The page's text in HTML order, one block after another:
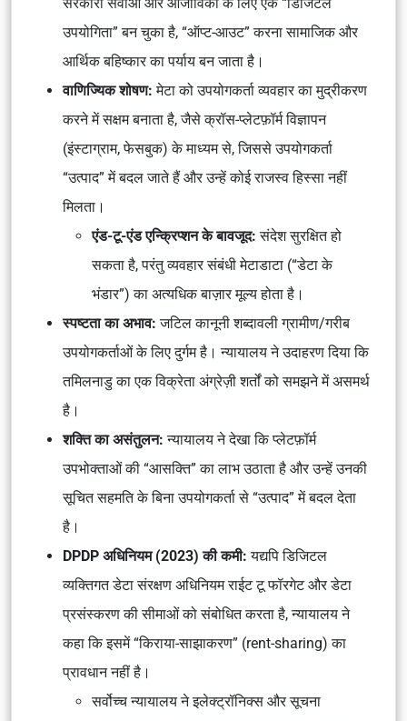
उपयोगिता” बन चुका है, “ऑप्ट-आउट” करना सामाजिक और
आर्थिक बहिष्कार का पर्याय बन जाता है।
वाणिज्यिक शोषण: मेटा को उपयोगकर्ता व्यवहार का मुद्रीकरण
करने में सक्षम बनाता है, जैसे क्रॉस-प्लेटफ़ॉर्म विज्ञापन
(इंस्टाग्राम, फेसबुक) के माध्यम से, जिससे उपयोगकर्ता
“उत्पाद” में बदल जाते हैं और उन्हें कोई राजस्व हिस्सा नहीं
मिलता।
एंड-टू-एंड एन्क्रिप्शन के बावजूद: संदेश सुरक्षित हो
सकता है, परंतु व्यवहार संबंधी मेटाडाटा (“डेटा के
भंडार”) का अत्यधिक बाज़ार मूल्य होता है।
स्पष्टता का अभाव: जटिल कानूनी शब्दावली ग्रामीण/गरीब
उपयोगकर्ताओं के लिए दुर्गम है। न्यायालय ने उदाहरण दिया कि
तमिलनाडु का एक विक्रेता अंग्रेज़ी शर्तों को समझने में असमर्थ
है।
शक्ति का असंतुलन: न्यायालय ने देखा कि प्लेटफ़ॉर्म
उपभोक्ताओं की “आसक्ति” का लाभ उठाता है और उन्हें उनकी
सूचित सहमति के बिना उपयोगकर्ता से “उत्पाद” में बदल देता
है।
DPDP अधिनियम (2023) की कमी: यद्यपि डिजिटल
व्यक्तिगत डेटा संरक्षण अधिनियम राईट टू फॉरगेट और डेटा
प्रसंस्करण की सीमाओं को संबोधित करता है, न्यायालय ने
कहा कि इसमें “किराया-साझाकरण” (rent-sharing) का
प्रावधान नहीं है।
सर्वोच्च न्यायालय ने इलेक्ट्रॉनिक्स और सूचना